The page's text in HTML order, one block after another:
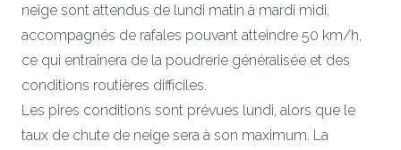
neige sont attendus de lundi matin à mardi midi,
accompagnés de rafales pouvant atteindre 50 km/h,
ce qui entraînera de la poudrerie généralisée et des
conditions routières difficiles.
Les pires conditions sont prévues lundi, alors que le
taux de chute de neige sera à son maximum. La